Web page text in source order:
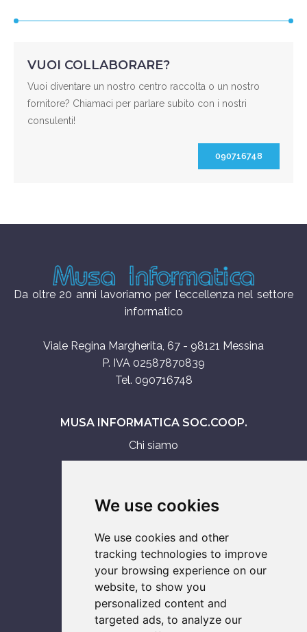
We use cookies
We use cookies and other
tracking technologies to improve
your browsing experience on our
website, to show you
personalized content and
targeted ads, to analyze our
VUOI COLLABORARE?
Vuoi diventare un nostro centro raccolta o un nostro
fornitore? Chiamaci per parlare subito con i nostri
consulenti!
090716748
Da oltre 20 anni lavoriamo per l'eccellenza nel settore
informatico
Viale Regina Margherita, 67 - 98121 Messina
P. IVA 02587870839
Tel. 090716748
MUSA INFORMATICA SOC.COOP.
Chi siamo
Vendita
ASSISTENZA SU
Computer
Console
Notebook